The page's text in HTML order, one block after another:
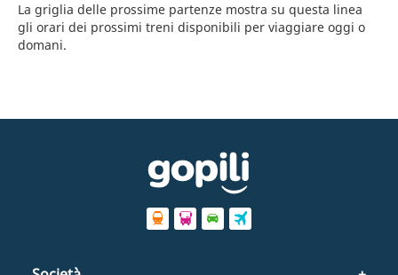
La griglia delle prossime partenze mostra su questa linea
gli orari dei prossimi treni disponibili per viaggiare oggi o
domani.